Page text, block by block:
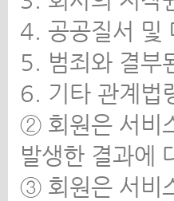
4. 공공질서 및
5. 범죄와 결부
6. 기타 관계법
② 회원은 서비
발생한 결과에
③ 회원은 서비